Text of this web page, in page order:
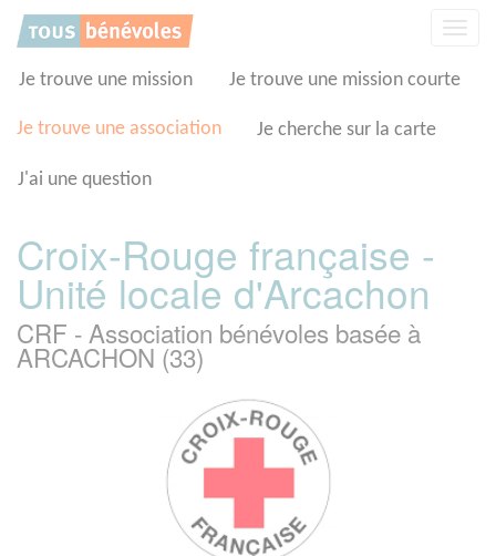
Je trouve une mission Je trouve une mission courte
Je trouve une association Je cherche sur la carte
J'ai une question
Croix-Rouge française -
Unité locale d'Arcachon
CRF - Association bénévoles basée à
ARCACHON (33)
Panneau de gestion des cookies